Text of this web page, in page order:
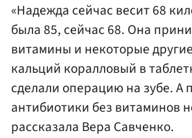
«Надежда сейчас весит 68
была 85, сейчас 68. Она
витамины и некоторые
кальций коралловый в
сделали операцию на зубе. А
антибиотики без витаминов
рассказала Вера Савченко.